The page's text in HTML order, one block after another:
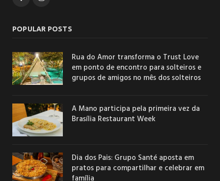
POPULAR POSTS
Rua do Amor transforma o Trust Love
em ponto de encontro para solteiros e
grupos de amigos no mês dos solteiros
A Mano participa pela primeira vez da
Brasília Restaurant Week
Dia dos Pais: Grupo Santé aposta em
pratos para compartilhar e celebrar em